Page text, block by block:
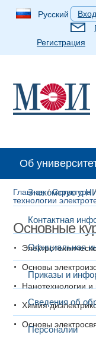
Русский
Вход
Регистрация
Об
Знакомство с
Контактная
Официальная
Приказы и
Сведения об
Персоналии
Главная/Структура
технологии
Основные
Основы
Нанотехнологии и
Химия
Основы